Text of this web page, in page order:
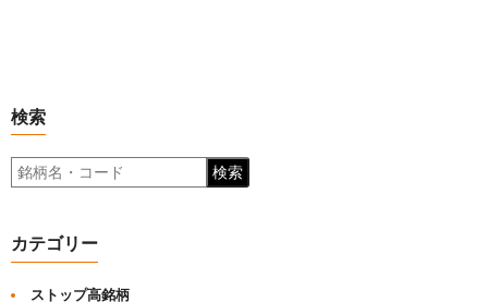
検索
検索
カテゴリー
ストップ高銘柄